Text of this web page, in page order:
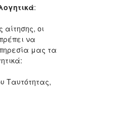
:
αίτησης, οι
να
μας τα
Ταυτότητας,